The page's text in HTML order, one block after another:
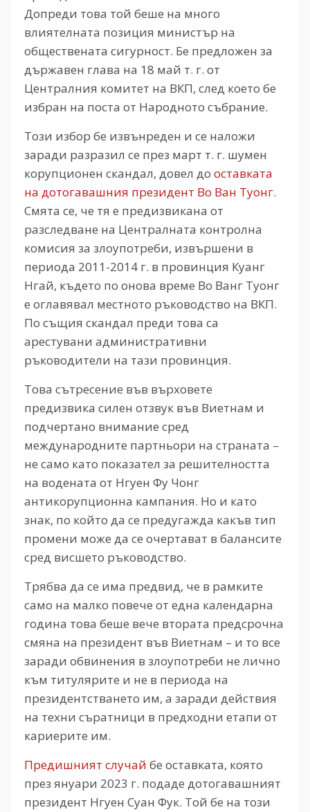
Допреди това той беше на много
влиятелната позиция министър на
обществената сигурност. Бе предложен за
държавен глава на 18 май т. г. от
Централния комитет на ВКП, след което бе
избран на поста от Народното събрание.
Този избор бе извънреден и се наложи
заради разразил се през март т. г. шумен
корупционен скандал, довел до оставката
на дотогавашния президент Во Ван Туонг.
Смята се, че тя е предизвикана от
разследване на Централната контролна
комисия за злоупотреби, извършени в
периода 2011-2014 г. в провинция Куанг
Нгай, където по онова време Во Ванг Туонг
е оглавявал местното ръководство на ВКП.
По същия скандал преди това са
арестувани административни
ръководители на тази провинция.
Това сътресение във върховете
предизвика силен отзвук във Виетнам и
подчертано внимание сред
международните партньори на страната –
не само като показател за решителността
на водената от Нгуен Фу Чонг
антикорупционна кампания. Но и като
знак, по който да се предугажда какъв тип
промени може да се очертават в балансите
сред висшето ръководство.
Трябва да се има предвид, че в рамките
само на малко повече от една календарна
година това беше вече втората предсрочна
смяна на президент във Виетнам – и то все
заради обвинения в злоупотреби не лично
към титулярите и не в периода на
президентстването им, а заради действия
на техни съратници в предходни етапи от
кариерите им.
Предишният случай бе оставката, която
през януари 2023 г. подаде дотогавашният
президент Нгуен Суан Фук. Той бе на този